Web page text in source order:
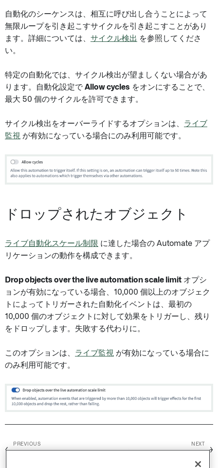
自動化のシーケンスは、相互に呼び出し合うことによって
無限ループを引き起こすサイクルを引き起こすことがあり
ます。詳細については、 サイクル検出 を参照してくださ
い。
特定の自動化では、サイクル検出が望ましくない場合があ
ります。自動化設定で Allow cycles をオンにすることで、
最大 50 個のサイクルを許可できます。
サイクル検出をオーバーライドするオプションは、 ライブ
監視 が有効になっている場合にのみ利用可能です。
ドロップされたオブジェクト
ライブ自動化スケール制限 に達した場合の Automate アプ
リケーションの動作を構成できます。
Drop objects over the live automation scale limit オプシ
ョンが有効になっている場合、10,000 個以上のオブジェク
トによってトリガーされた自動化イベントは、最初の
10,000 個のオブジェクトに対して効果をトリガーし、残り
をドロップします。失敗する代わりに。
このオプションは、 ライブ監視 が有効になっている場合に
のみ利用可能です。
←
PREVIOUS
リトライ
NEXT
概要 /アクティビティ→